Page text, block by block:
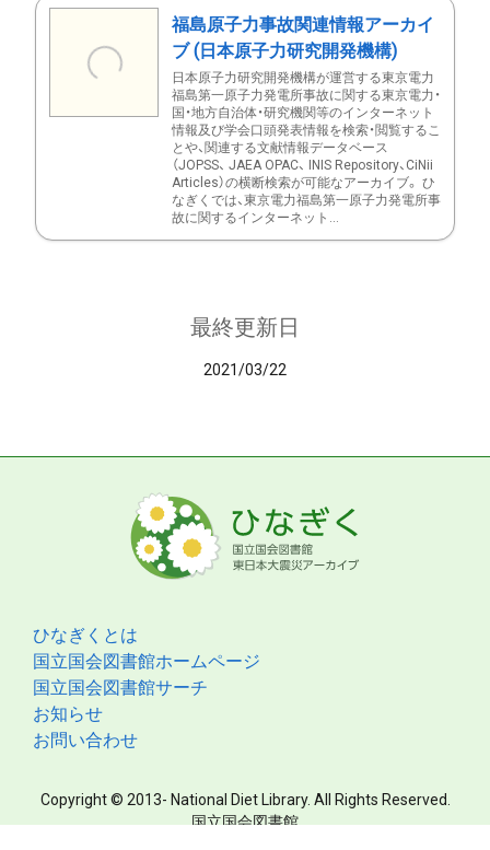
福島原子力事故関連情報アーカイ
ブ (日本原子力研究開発機構)
日本原子力研究開発機構が運営する東京電力
福島第一原子力発電所事故に関する東京電力・
国・地方自治体・研究機関等のインターネット
情報及び学会口頭発表情報を検索・閲覧するこ
とや、関連する文献情報データベース
（JOPSS、 JAEA OPAC、 INIS Repository、CiNii
Articles）の横断検索が可能なアーカイブ。 ひ
なぎくでは、東京電力福島第一原子力発電所事
故に関するインターネット...
最終更新日
2021/03/22
ひなぎくとは
国立国会図書館ホームページ
国立国会図書館サーチ
お知らせ
お問い合わせ
Copyright © 2013- National Diet Library. All Rights Reserved.